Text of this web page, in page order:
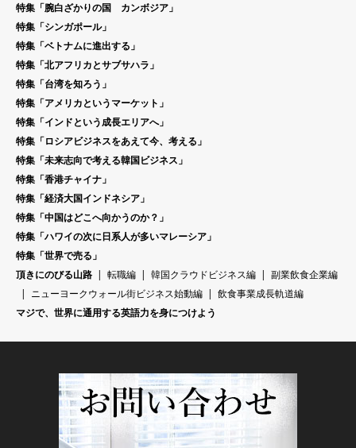
特集「腕白ざかりの国 カンボジア」
特集「シンガポール」
特集「ベトナムに進出する」
特集「北アフリカとサブサハラ」
特集「台湾を知ろう」
特集「アメリカというマーケット」
特集「インドという成長エリアへ」
特集「ロシアビジネスをあえて今、考える」
特集「未来志向で考える韓国ビジネス」
特集「香港チャイナ」
特集「経済大国インドネシア」
特集「中国はどこへ向かうのか？」
特集「ハワイの次に日系人が多いマレーシア」
特集「世界で売る」
頂きにのびる山路
転職編 韓国クラウドビジネス編
副業飲食企業編
ニューヨークウォール街ビジネス始動編
飲食事業成長軌道編
マジで、世界に通用する英語力を身につけよう